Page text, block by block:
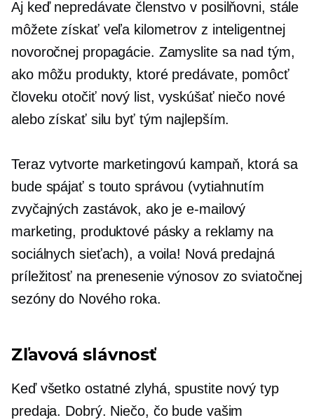
Aj keď nepredávate členstvo v posilňovni, stále
môžete získať veľa kilometrov z inteligentnej
novoročnej propagácie. Zamyslite sa nad tým,
ako môžu produkty, ktoré predávate, pomôcť
človeku otočiť nový list, vyskúšať niečo nové
alebo získať silu byť tým najlepším.
Teraz vytvorte marketingovú kampaň, ktorá sa
bude spájať s touto správou (vytiahnutím
zvyčajných zastávok, ako je e-mailový
marketing, produktové pásky a reklamy na
sociálnych sieťach), a voila! Nová predajná
príležitosť na prenesenie výnosov zo sviatočnej
sezóny do Nového roka.
Zľavová slávnosť
Keď všetko ostatné zlyhá, spustite nový typ
predaja. Dobrý. Niečo, čo bude vašim